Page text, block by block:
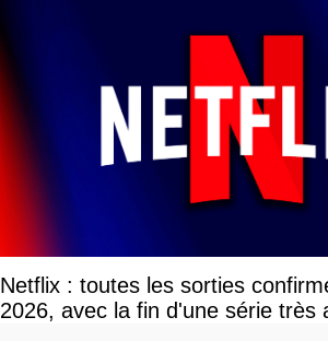
Netflix : toutes les sorties
2026, avec la fin d'une série très